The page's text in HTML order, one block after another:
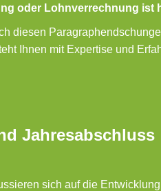
oder Lohnverrechnung ist
diesen
Ihnen mit Expertise und
Jahresabschluss
sich auf die